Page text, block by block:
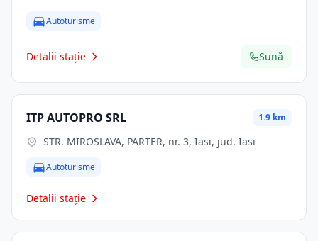
Iasi Autoturisme
Detalii stație Sună
ITP AUTOPRO SRL 1.9 km
STR. MIROSLAVA, PARTER, nr. 3, Iasi, jud. Iasi
Autoturisme
Detalii stație